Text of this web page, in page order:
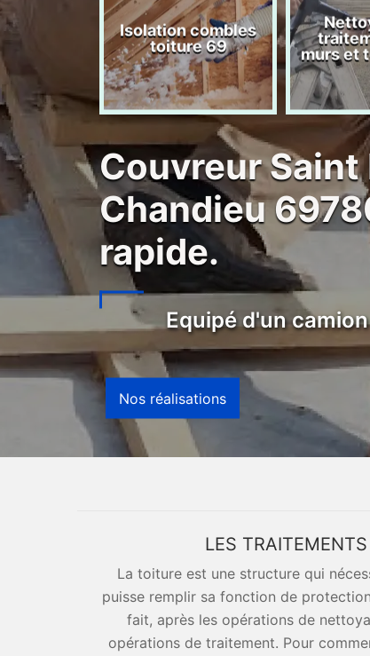
de
Isolation combles
toiture 69
murs et
Couvreur Saint
Chandieu
rapide.
Equipé d'un
Nos réalisations
LES
La toiture est une structure qui
puisse remplir sa fonction de
fait, après les opérations de
opérations de traitement. Pour